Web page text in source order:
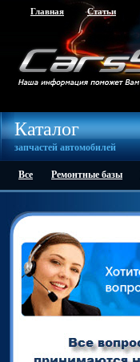
Главная Статьи
Каталог
запчастей автомобилей
Все Ремонтные базы